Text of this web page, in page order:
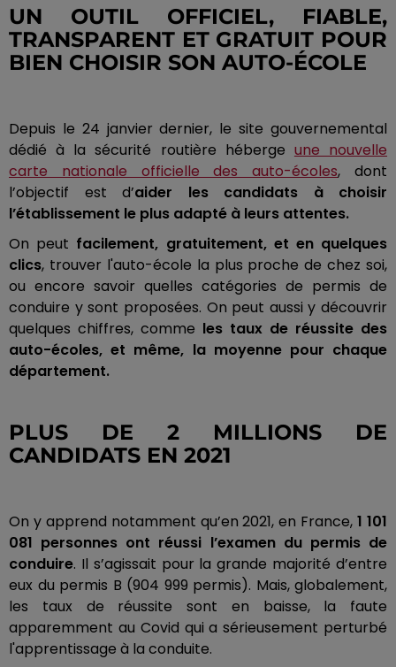
UN OUTIL OFFICIEL, FIABLE,
TRANSPARENT ET GRATUIT POUR
BIEN CHOISIR SON AUTO-ÉCOLE
Depuis le 24 janvier dernier, le site gouvernemental
dédié à la sécurité routière héberge une nouvelle
carte nationale officielle des auto-écoles, dont
l’objectif est d’aider les candidats à choisir
l’établissement le plus adapté à leurs attentes.
On peut facilement, gratuitement, et en quelques
clics, trouver l'auto-école la plus proche de chez soi,
ou encore savoir quelles catégories de permis de
conduire y sont proposées. On peut aussi y découvrir
quelques chiffres, comme les taux de réussite des
auto-écoles, et même, la moyenne pour chaque
département.
PLUS DE 2 MILLIONS DE
CANDIDATS EN 2021
On y apprend notamment qu’en 2021, en France, 1 101
081 personnes ont réussi l’examen du permis de
conduire. Il s’agissait pour la grande majorité d’entre
eux du permis B (904 999 permis). Mais, globalement,
les taux de réussite sont en baisse, la faute
apparemment au Covid qui a sérieusement perturbé
l'apprentissage à la conduite.